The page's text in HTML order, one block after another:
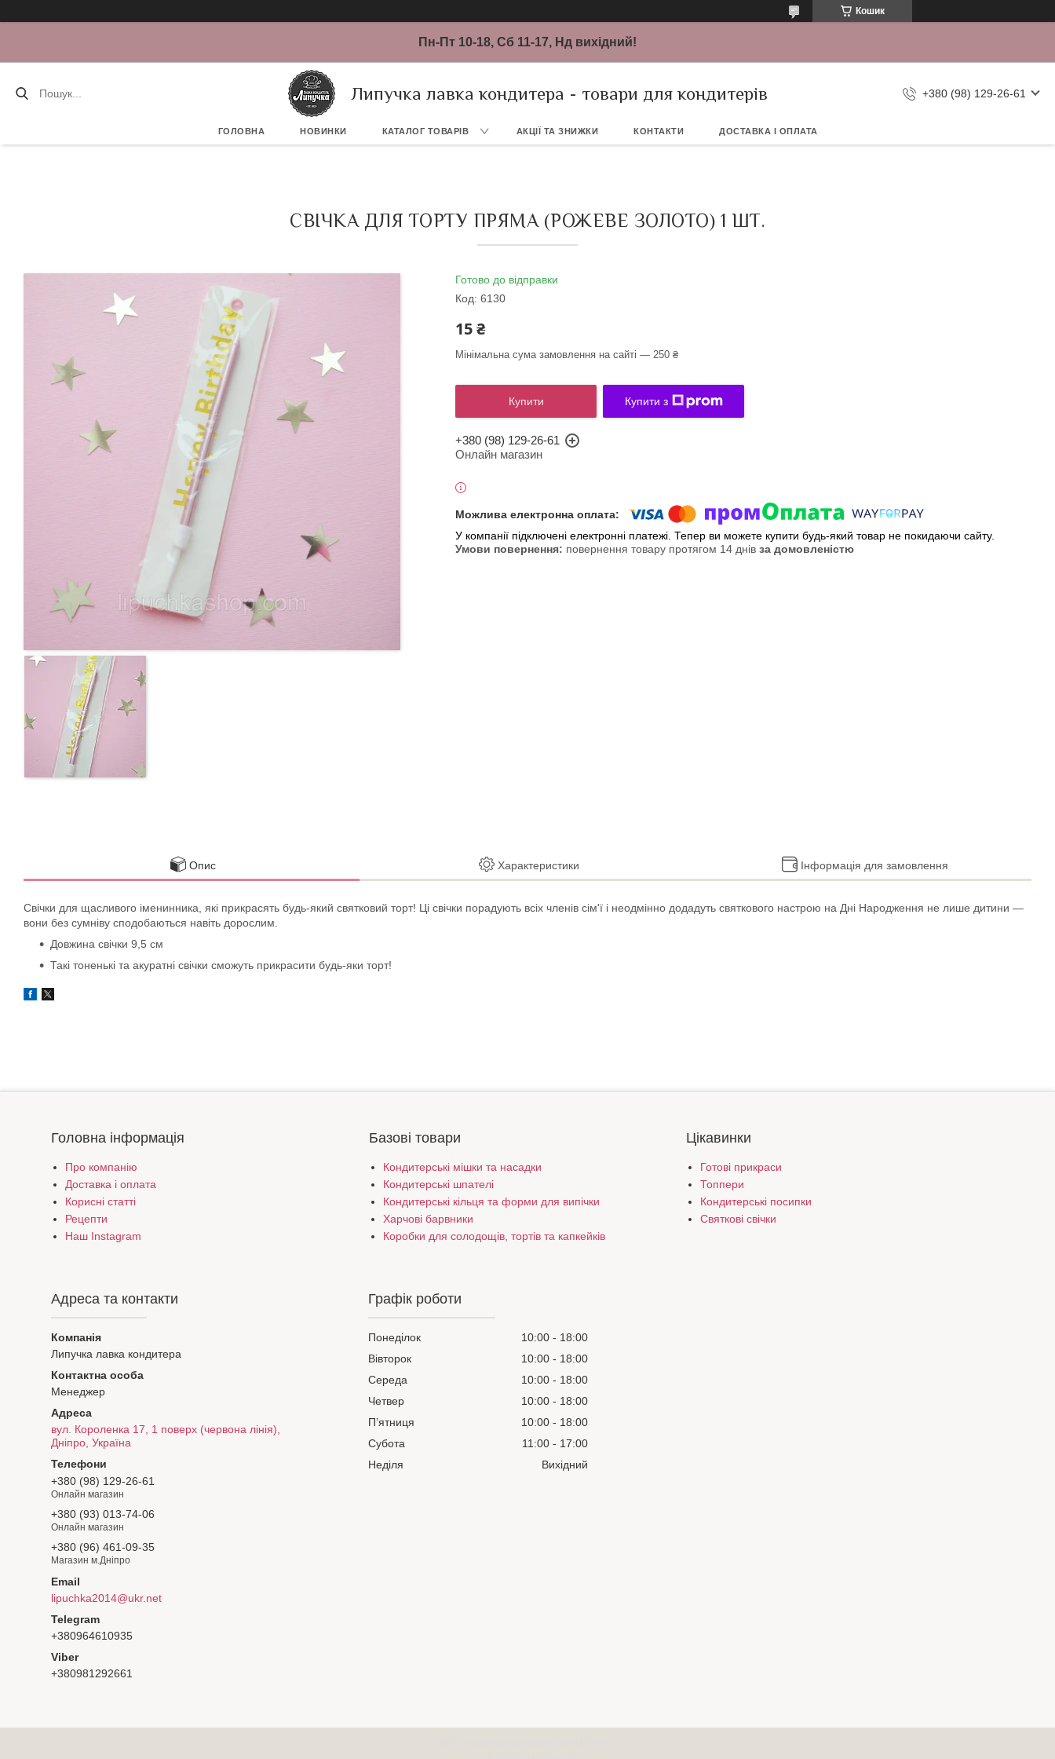
Кошик
Пн-Пт 10-18, Сб 11-17, Нд вихідний!
Липучка лавка кондитера - товари для кондитерів +380 (98) 129-26-61
ГОЛОВНА НОВИНКИ КАТАЛОГ ТОВАРІВ АКЦІЇ ТА ЗНИЖКИ КОНТАКТИ ДОСТАВКА І ОПЛАТА
СВІЧКА ДЛЯ ТОРТУ ПРЯМА (РОЖЕВЕ ЗОЛОТО) 1 ШТ.
Готово до відправки
Код: 6130
15 ₴
Мінімальна сума замовлення на сайті — 250 ₴
Купити Купити з
+380 (98) 129-26-61
Онлайн магазин
У компанії підключені електронні платежі. Тепер ви можете купити будь-який товар не покидаючи сайту.
повернення товару протягом 14 днів за домовленістю
Опис Характеристики Інформація для замовлення
Свічки для щасливого іменинника, які прикрасять будь-який святковий торт! Ці свічки порадують всіх членів сім'ї і неодмінно додадуть святкового настрою на Дні Народження не лише дитини —
вони без сумніву сподобаються навіть дорослим.
Довжина свічки 9,5 см
Такі тоненькі та акуратні свічки сможуть прикрасити будь-яки торт!
Головна інформація
Про компанію
Доставка і оплата
Корисні статті
Рецепти
Наш Instagram
Базові товари
Кондитерські мішки та насадки
Кондитерські шпателі
Кондитерські кільця та форми для випічки
Харчові барвники
Коробки для солодощів, тортів та капкейків
Цікавинки
Готові прикраси
Топпери
Кондитерські посипки
Святкові свічки
Адреса та контакти
Липучка лавка кондитера
Менеджер
вул. Короленка 17, 1 поверх (червона лінія),
Дніпро, Україна
+380 (98) 129-26-61
Онлайн магазин
+380 (93) 013-74-06
Онлайн магазин
+380 (96) 461-09-35
Магазин м.Дніпро
lipuchka2014@ukr.net
+380964610935
+380981292661
Графік роботи
Понеділок 10:00
18:00
Вівторок
10:00
18:00
Середа
10:00
18:00
Четвер
10:00
18:00
Пʼятниця
10:00
18:00
Субота
11:00
17:00
Неділя
Вихідний